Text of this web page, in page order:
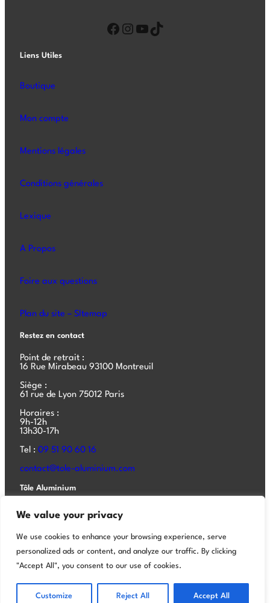
We value your privacy
We use cookies to enhance your browsing experience, serve
personalized ads or content, and analyze our traffic. By clicking
"Accept All", you consent to our use of cookies.
Customize Reject All Accept All
Liens Utiles
Boutique
Mon compte
Mentions légales
Conditions générales
Lexique
A Propos
Foire aux questions
Plan du site – SItemap
Restez en contact
Point de retrait :
16 Rue Mirabeau 93100 Montreuil
Siège :
61 rue de Lyon 75012 Paris
Horaires :
9h-12h
13h30-17h
Tel : 09 51 90 60 16
contact@tole-aluminium.com
Tôle Aluminium
Tôle aluminium
Aluminium composite
Aluminium composite bâtiment